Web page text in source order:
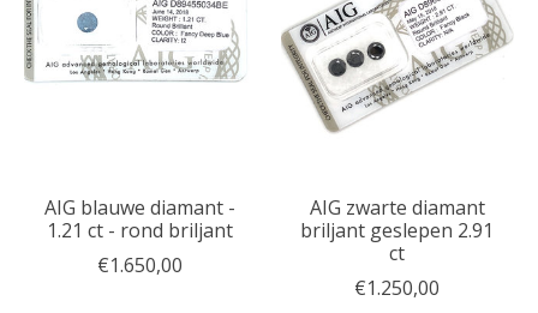
AIG blauwe diamant -
1.21 ct - rond briljant
€1.650,00
AIG zwarte diamant
briljant geslepen 2.91
ct
€1.250,00